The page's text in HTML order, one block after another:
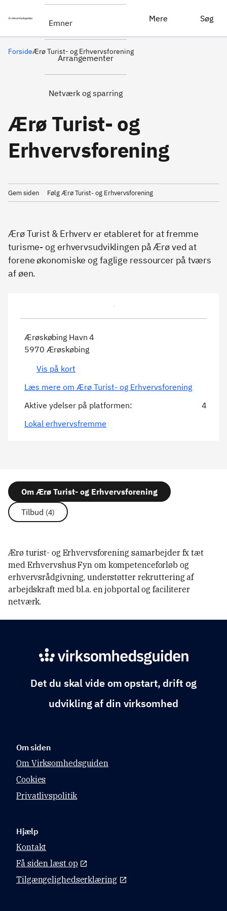
Emner
Arrangementer
Netværk og sparring
Mere Søg
ForsideÆrø Turist- og Erhvervsforening
Ærø Turist- og
Erhvervsforening
Gem siden Følg Ærø Turist- og Erhvervsforening
Ærø Turist & Erhverv er etableret for at fremme
turisme- og erhvervsudviklingen på Ærø ved at
forene økonomiske og faglige ressourcer på tværs
af øen.
Ærøskøbing Havn 4
5970 Ærøskøbing
Vis på kort
Læs mere om Ærø Turist- og Erhvervsforening
Aktive ydelser på platformen:
4
Lokal erhvervsfremme
Om Ærø Turist- og Erhvervsforening
Tilbud (4)
Ærø turist- og Erhvervsforening samarbejder fx tæt
med Erhvervshus Fyn om kompetenceforløb og
erhvervsrådgivning, understøtter rekruttering af
arbejdskraft med bl.a. en jobportal og faciliterer
netværk.
Det du skal vide om opstart, drift og
udvikling af din virksomhed
Om siden
Om Virksomhedsguiden
Cookies
Privatlivspolitik
Hjælp
Kontakt
Få siden læst op
Tilgængelighedserklæring